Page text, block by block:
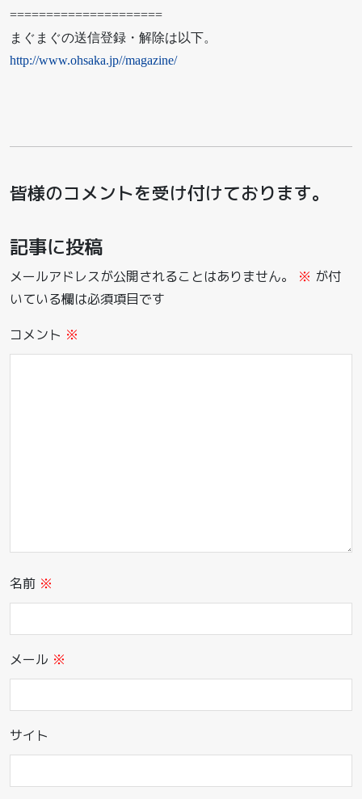
=====================
まぐまぐの送信登録・解除は以下。
http://www.ohsaka.jp//magazine/
皆様のコメントを受け付けております。
記事に投稿
メールアドレスが公開されることはありません。 ※ が付
いている欄は必須項目です
コメント ※
名前 ※
メール ※
サイト